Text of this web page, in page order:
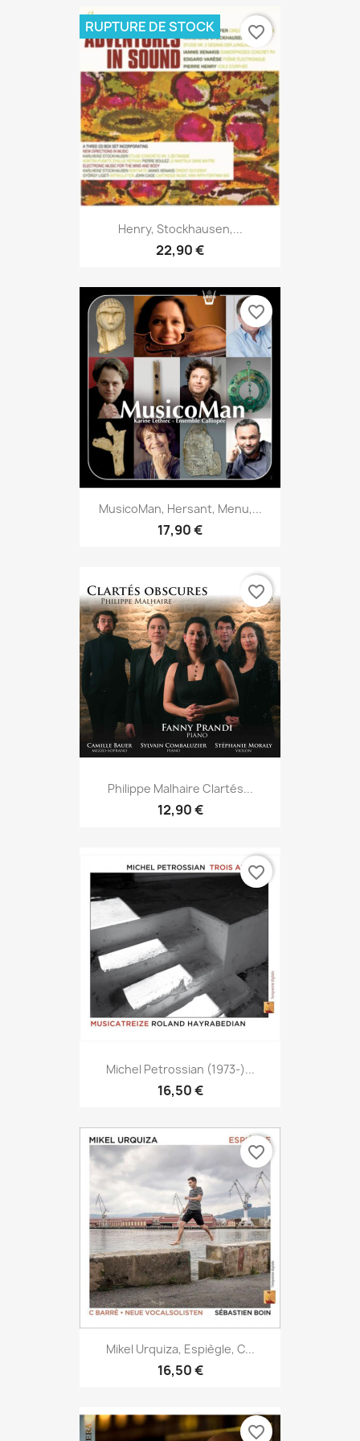
Henry, Stockhausen,...
22,90 €
RUPTURE DE STOCK favorite_border
MusicoMan, Hersant, Menu,...
17,90 €
favorite_border
Philippe Malhaire Clartés...
12,90 €
favorite_border
Michel Petrossian (1973-)...
16,50 €
favorite_border
Mikel Urquiza, Espiègle, C...
16,50 €
favorite_border
favorite_border